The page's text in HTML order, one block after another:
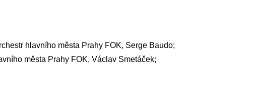
hlavního města Prahy FOK, Serge Baudo;
města Prahy FOK, Václav Smetáček;